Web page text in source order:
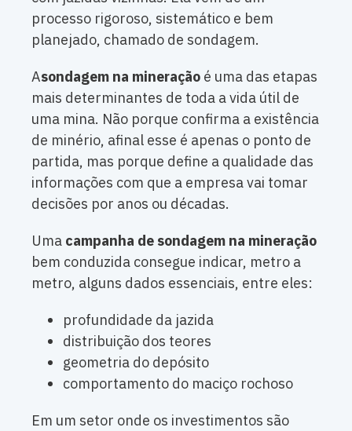
processo rigoroso, sistemático e bem
planejado, chamado de sondagem.
Asondagem na mineração é uma das etapas
mais determinantes de toda a vida útil de
uma mina. Não porque confirma a existência
de minério, afinal esse é apenas o ponto de
partida, mas porque define a qualidade das
informações com que a empresa vai tomar
decisões por anos ou décadas.
Uma campanha de sondagem na mineração
bem conduzida consegue indicar, metro a
metro, alguns dados essenciais, entre eles:
profundidade da jazida
distribuição dos teores
geometria do depósito
comportamento do maciço rochoso
Em um setor onde os investimentos são